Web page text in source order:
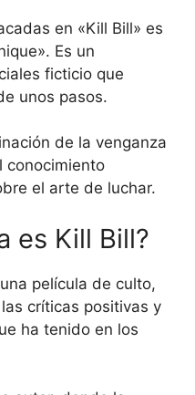
en «Kill Bill» es
Es un
ficticio que
unos pasos.
de la venganza
conocimiento
el arte de luchar.
es Kill Bill?
película de culto,
críticas positivas y
ha tenido en los